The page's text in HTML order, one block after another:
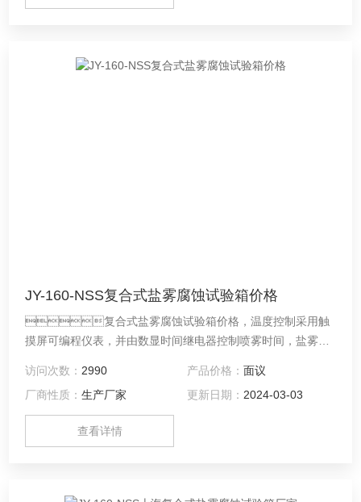
JY-160-NSS复合式盐雾腐蚀试验箱价格
复合式盐雾腐蚀试验箱价格，温度控制采用触
摸屏可编程仪表，并由数显时间继电器控制喷雾时间，盐雾、
访问次数： 2990 产品价格： 面议
厂商性质：生产厂家 更新日期： 2024-03-03
查看详情